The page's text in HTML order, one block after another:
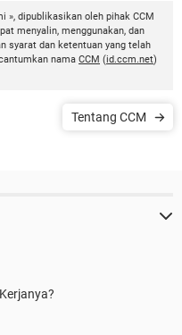
», dipublikasikan oleh pihak CCM
menyalin, menggunakan, dan
syarat dan ketentuan yang telah
nama CCM (id.ccm.net)
Tentang CCM